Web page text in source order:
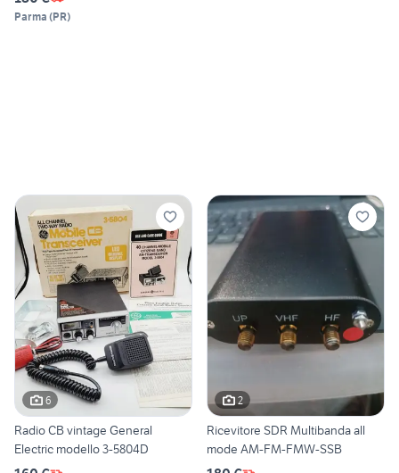
Parma (PR)
6
Radio CB vintage General
Electric modello 3-5804D
2
Ricevitore SDR Multibanda all
mode AM-FM-FMW-SSB